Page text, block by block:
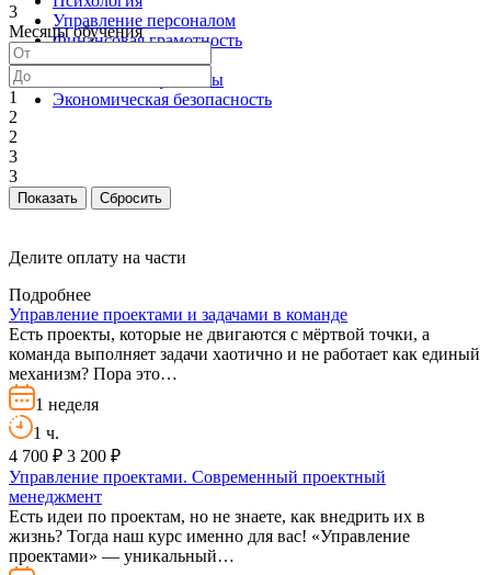
Управление персоналом
Финансовая грамотность
Экономика
Экономика и финансы
Экономическая безопасность
3
Месяцы обучения
1
2
2
3
3
Делите оплату на части
Подробнее
Управление проектами и задачами в команде
Есть проекты, которые не двигаются с мёртвой точки, а
команда выполняет задачи хаотично и не работает как единый
механизм? Пора это…
1 неделя
1 ч.
4 700 ₽ 3 200 ₽
Управление проектами. Современный проектный
менеджмент
Есть идеи по проектам, но не знаете, как внедрить их в
жизнь? Тогда наш курс именно для вас! «Управление
проектами» — уникальный…